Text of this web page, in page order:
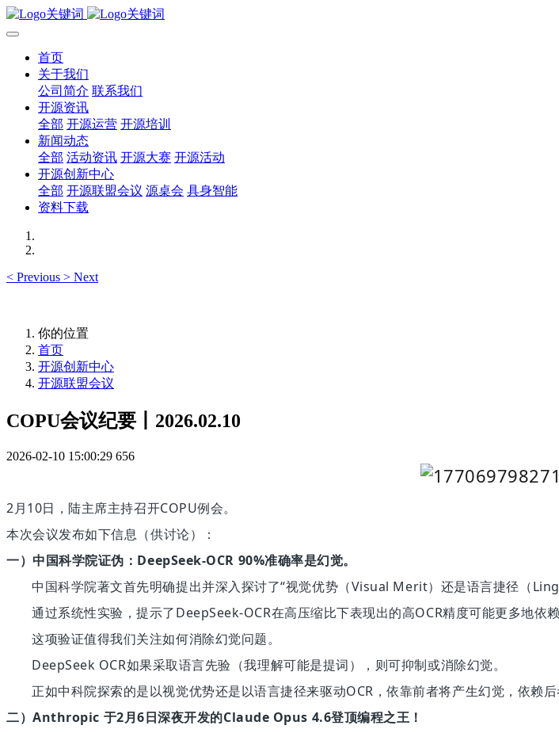
首页
关于我们
公司简介 联系我们
开源资讯
全部 开源运营 开源培训
新闻动态
全部 活动资讯 开源大赛 开源活动
开源创新中心
全部 开源联盟会议 源桌会 具身智能
资料下载
< Previous > Next
你的位置
首页
开源创新中心
开源联盟会议
COPU会议纪要丨2026.02.10
2026-02-10 15:00:29 656
2月10日，陆主席主持召开COPU例会。
本次会议发布如下信息（供讨论）：
一）中国科学院证伪： DeepSeek-OCR 90%准确率是幻觉。
中国科学院著文首先明确提出并深入探讨了“视觉优势（Visual Merit）还是语言捷径（
通过系统性实验，提示了DeepSeek-OCR在高压缩比下表现出的高OCR精度可能更多地依
这项验证值得我们关注如何消除幻觉问题。
DeepSeek OCR如果采取语言先验（我理解可能是提词），则可抑制或消除幻觉。
正如中科院探索的是以视觉优势还是以语言捷径来驱动OCR，依靠前者将产生幻觉，依赖后
二）Anthropic 于2月6日深夜开发的Claude Opus 4.6登顶编程之王！